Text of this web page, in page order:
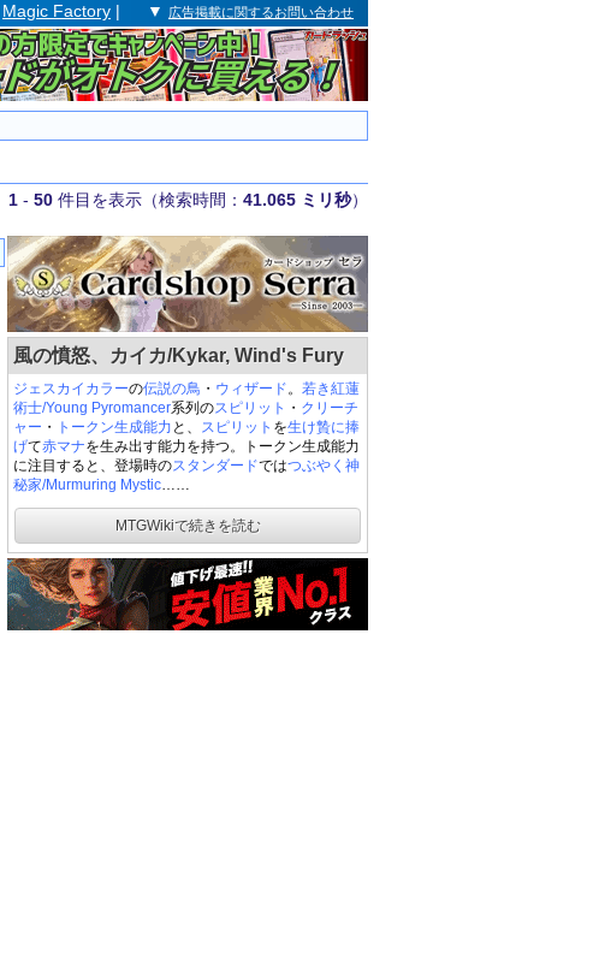
Magic Factory | ▼ 広告掲載に関するお問い合わせ
1 - 50 件目を表示（検索時間： 41.065 ミリ秒）
風の憤怒、カイカ/Kykar, Wind's Fury
ジェスカイカラーの伝説の鳥 ・ ウィザード。 若き紅蓮
術士/Young Pyromancer系列のスピリット ・ クリーチ
ャー ・ トークン生成能力 と、 スピリット を生け贄に捧
げて赤マナを生み出す能力を持つ。トークン生成能力
に注目すると、登場時のスタンダードではつぶやく神
秘家/Murmuring Mystic……
MTGWikiで続きを読む